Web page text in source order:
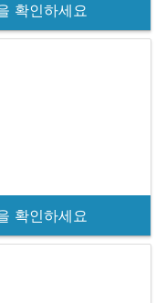
확인하세요
확인하세요